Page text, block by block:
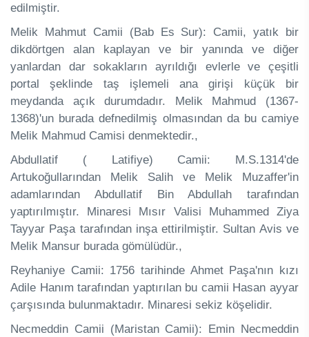
edilmiştir.
Melik Mahmut Camii (Bab Es Sur): Camii, yatık bir
dikdörtgen alan kaplayan ve bir yanında ve diğer
yanlardan dar sokakların ayrıldığı evlerle ve çeşitli
portal şeklinde taş işlemeli ana girişi küçük bir
meydanda açık durumdadır. Melik Mahmud (1367-
1368)'un burada defnedilmiş olmasından da bu camiye
Melik Mahmud Camisi denmektedir.,
Abdullatif ( Latifiye) Camii: M.S.1314'de
Artukoğullarından Melik Salih ve Melik Muzaffer'in
adamlarından Abdullatif Bin Abdullah tarafından
yaptırılmıştır. Minaresi Mısır Valisi Muhammed Ziya
Tayyar Paşa tarafından inşa ettirilmiştir. Sultan Avis ve
Melik Mansur burada gömülüdür.,
Reyhaniye Camii: 1756 tarihinde Ahmet Paşa'nın kızı
Adile Hanım tarafından yaptırılan bu camii Hasan ayyar
çarşısında bulunmaktadır. Minaresi sekiz köşelidir.
Necmeddin Camii (Maristan Camii): Emin Necmeddin